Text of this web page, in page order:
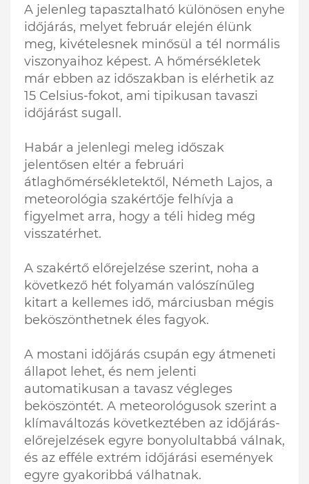
A jelenleg tapasztalható különösen enyhe
időjárás, melyet február elején élünk
meg, kivételesnek minősül a tél normális
viszonyaihoz képest. A hőmérsékletek
már ebben az időszakban is elérhetik az
15 Celsius-fokot, ami tipikusan tavaszi
időjárást sugall.
Habár a jelenlegi meleg időszak
jelentősen eltér a februári
átlaghőmérsékletektől, Németh Lajos, a
meteorológia szakértője felhívja a
figyelmet arra, hogy a téli hideg még
visszatérhet.
A szakértő előrejelzése szerint, noha a
következő hét folyamán valószínűleg
kitart a kellemes idő, márciusban mégis
beköszönthetnek éles fagyok.
A mostani időjárás csupán egy átmeneti
állapot lehet, és nem jelenti
automatikusan a tavasz végleges
beköszöntét. A meteorológusok szerint a
klímaváltozás következtében az időjárás-
előrejelzések egyre bonyolultabbá válnak,
és az efféle extrém időjárási események
egyre gyakoribbá válhatnak.